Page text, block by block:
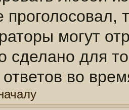
могут
сделано для
во